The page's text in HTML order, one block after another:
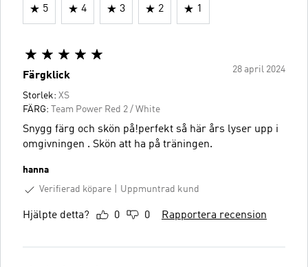
5 4 3 2 1
28 april 2024
Färgklick
Storlek: XS
FÄRG:
Team Power Red 2 / White
Snygg färg och skön på!perfekt så här års lyser upp i
omgivningen . Skön att ha på träningen.
hanna
Verifierad köpare
Uppmuntrad kund
Hjälpte detta? 0 0 Rapportera recension